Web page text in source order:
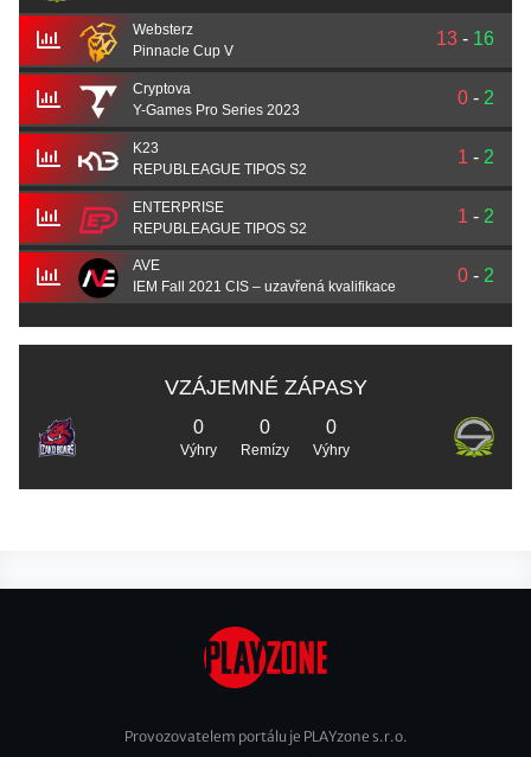
Websterz
Pinnacle Cup V
13 - 16
Cryptova
Y-Games Pro Series 2023
0 - 2
K23
REPUBLEAGUE TIPOS S2
1 - 2
ENTERPRISE
REPUBLEAGUE TIPOS S2
1 - 2
AVE
IEM Fall 2021 CIS – uzavřená kvalifikace
0 - 2
VZÁJEMNÉ ZÁPASY
0
Výhry
0
Remízy
0
Výhry
Provozovatelem portálu je PLAYzone s.r.o.